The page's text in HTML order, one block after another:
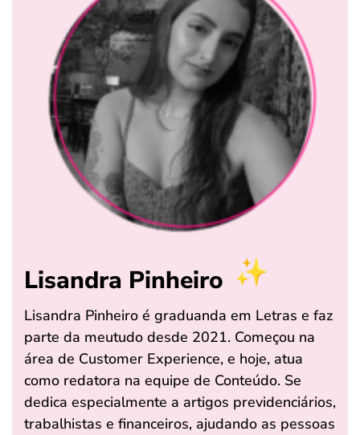
Lisandra Pinheiro
Lisandra Pinheiro é graduanda em Letras e faz
parte da meutudo desde 2021. Começou na
área de Customer Experience, e hoje, atua
como redatora na equipe de Conteúdo. Se
dedica especialmente a artigos previdenciários,
trabalhistas e financeiros, ajudando as pessoas